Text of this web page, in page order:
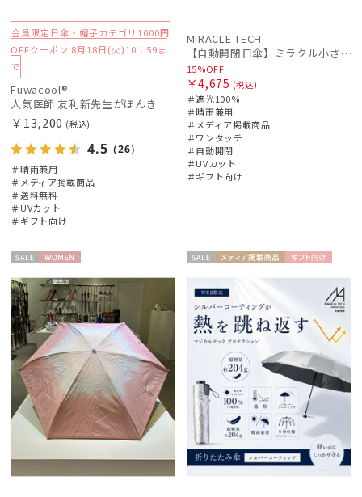
価格・割引率
販売状況
入荷状況
会員限定日傘・帽子カテゴリ1000円
OFFクーポン 8月18日(火)10：59ま
で
Fuwacool®
人気医師 友利新先生がほんきで作った”絶対に忘れない誰でも日傘” 50【晴雨兼用折りたたみ日傘】フワクール® (Fuwacool®) 雨の日OK 軽量 遮光100％ UV100%
￥13,200 (税込)
4.5 （26）
＃晴雨兼用
＃メディア掲載商品
＃送料無料
＃UVカット
＃ギフト向け
MIRACLE TECH
【自動開閉日傘】ミラクル小さい傘 ミラクルテックプロ (MIRACLE TECH Pro) 晴雨兼用 遮光100 ワンタッチ開閉
15%OFF
￥4,675 (税込)
＃遮光100%
＃晴雨兼用
＃メディア掲載商品
＃ワンタッチ
＃自動開閉
＃UVカット
＃ギフト向け
ル
N
ル
載商品
UNISE